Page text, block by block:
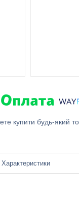
купити будь-який
Характеристики